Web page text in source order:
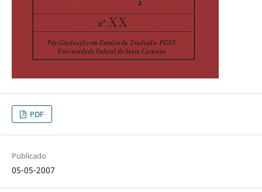
PDF
Publicado
05-05-2007